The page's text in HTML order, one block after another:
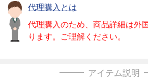
代理購入とは
代理購入のため、商品詳細は外
ります。ご理解ください。
アイテム説明